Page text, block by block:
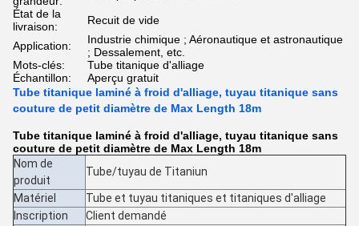
État de la
livraison:
Recuit de vide
Application:
Industrie chimique ; Aéronautique et astronautique
; Dessalement, etc.
Mots-clés:
Tube titanique d'alliage
Échantillon:
Aperçu gratuit
Tube titanique laminé à froid d'alliage, tuyau titanique sans
couture de petit diamètre de Max Length 18m
Tube titanique laminé à froid d'alliage, tuyau titanique sans
couture de petit diamètre de Max Length 18m
Nom de
produit
Tube/tuyau de Titaniun
Matériel
Tube et tuyau titaniques et titaniques d'alliage
Inscription
Client demandé